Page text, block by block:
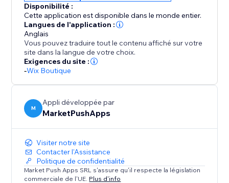
Rendez votre boutique plus engageante et
augmentez vos ventes avec Auction Store.
Disponibilité :
Cette application est disponible dans le monde entier.
Langues de l'application :
Anglais
Vous pouvez traduire tout le contenu affiché sur votre
site dans la langue de votre choix.
Exigences du site :
-Wix Boutique
M
Appli développée par
MarketPushApps
Visiter notre site
Contacter l'Assistance
Politique de confidentialité
Market Push Apps SRL s'assure qu'il respecte la législation
commerciale de l'UE. Plus d'info